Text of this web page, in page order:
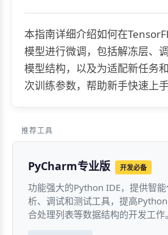
本指南详细介绍如何在
模型进行微调，包括解冻层、
模型结构，以及为适配新任务
次训练参数，帮助新手快速上手
推荐工具
PyCharm专业版 开发必备
功能强大的Python IDE，提供智
析、调试和测试工具，提高
合处理列表等数据结构的开发工作。